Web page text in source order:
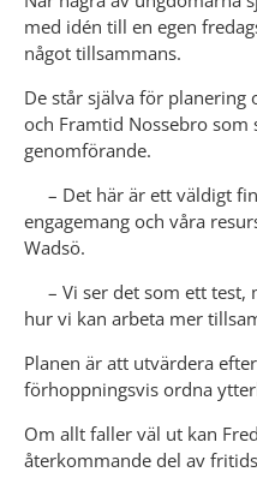
med idén till en egen
något tillsammans.
De står själva för planering
och Framtid Nossebro som
genomförande.
– Det här är ett väldigt
engagemang och våra
Wadsö.
– Vi ser det som ett test,
hur vi kan arbeta mer
Planen är att utvärdera
förhoppningsvis ordna
Om allt faller väl ut kan
återkommande del av